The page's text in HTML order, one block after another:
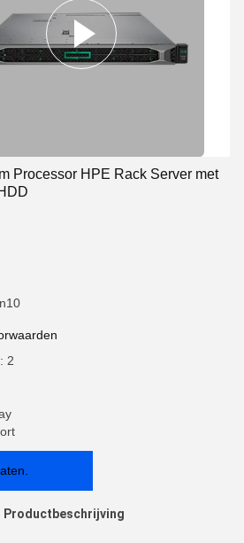
Processor HPE Rack Server met
2
Productbeschrijving